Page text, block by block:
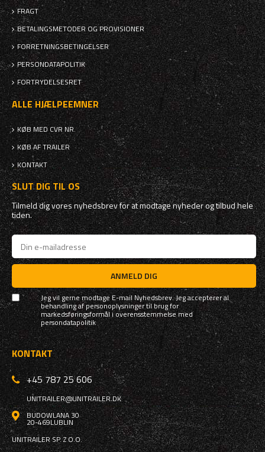
FRAGT
BETALINGSMETODER OG PROVISIONER
FORRETNINGSBETINGELSER
PERSONDATAPOLITIK
FORTRYDELSESRET
ALLE HJÆLPEEMNER
KØB MED CVR NR.
KØB AF TRAILER
KONTAKT
SLUT DIG TIL OS
Tilmeld dig vores nyhedsbrev for at modtage nyheder og tilbud hele
tiden.
ANMELD DIG
Jeg vil gerne modtage E-mail Nyhedsbrev. Jeg accepterer al
behandling af personoplysninger til brug for
markedsføringsformål i overensstemmelse med
persondatapolitik
KONTAKT
+45 787 25 606
UNITRAILER@UNITRAILER.DK
BUDOWLANA 30
20-469LUBLIN
UNITRAILER SP. Z O.O.